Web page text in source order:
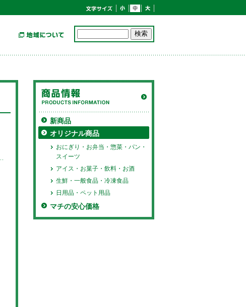
新商品
オリジナル商品
おにぎり・お弁当・惣菜・パン・
スイーツ
アイス・お菓子・飲料・お酒
生鮮・一般食品・冷凍食品
日用品・ペット用品
マチの安心価格